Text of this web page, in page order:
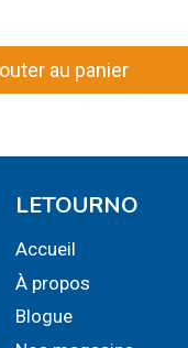
au panier
LETOURNO
Accueil
À propos
Blogue